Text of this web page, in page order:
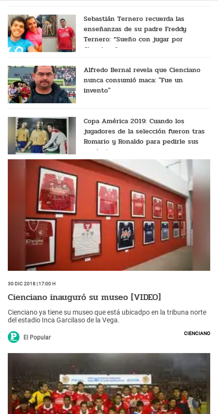
Sebastián Ternero recuerda las
enseñanzas de su padre Freddy
Ternero: “Sueño con jugar por
Cienciano”
Alfredo Bernal revela que Cienciano
nunca consumió maca: "Fue un
invento"
Copa América 2019: Cuando los
jugadores de la selección fueron tras
Romario y Ronaldo para pedirle sus
camisetas
30 Dic 2018 | 17:00 h
Cienciano inauguró su museo [VIDEO]
Cienciano ya tiene su museo que está ubicadpo en la tribuna norte
del estadio Inca Garcilaso de la Vega.
El Popular
Cienciano